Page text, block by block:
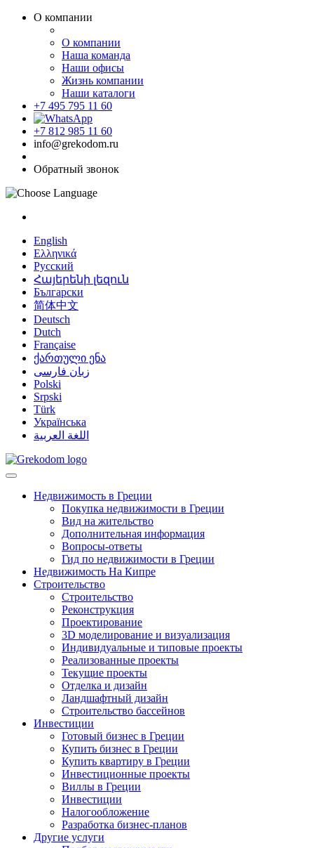
О компании
О компании
Наша команда
Наши офисы
Жизнь компании
Наши каталоги
+7 495 795 11 60
+7 812 985 11 60
info@grekodom.ru
Обратный звонок
English
Ελληνικά
Русский
Հայերենի լեզուն
Български
简体中文
Deutsch
Dutch
Française
ქართული ენა
زبان فارسی
Polski
Srpski
Türk
Українська
اللغة العربية
Недвижимость в Греции
Покупка недвижимости в Греции
Вид на жительство
Дополнительная информация
Вопросы-ответы
Гид по недвижимости в Греции
Недвижимость На Кипре
Строительство
Строительство
Реконструкция
Проектирование
3D моделирование и визуализация
Индивидуальные и типовые проекты
Реализованные проекты
Текущие проекты
Отделка и дизайн
Ландшафтный дизайн
Строительство бассейнов
Инвестиции
Готовый бизнес в Греции
Купить бизнес в Греции
Купить квартиру в Греции
Инвестиционные проекты
Виллы в Греции
Инвестиции
Налогообложение
Разработка бизнес-планов
Другие услуги